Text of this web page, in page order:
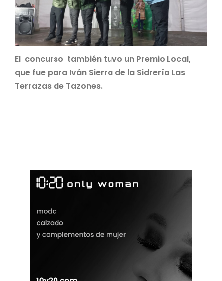
El concurso también tuvo un Premio Local,
que fue para Iván Sierra de la Sidrería Las
Terrazas de Tazones.